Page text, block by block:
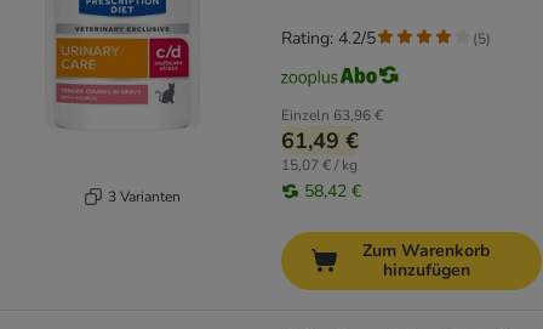
3 Varianten
Einzeln 63,96 €
61,49 €
15,07 € / kg
58,42 €
Rating: 4.2/5 (5)
Zum Warenkorb
hinzufügen